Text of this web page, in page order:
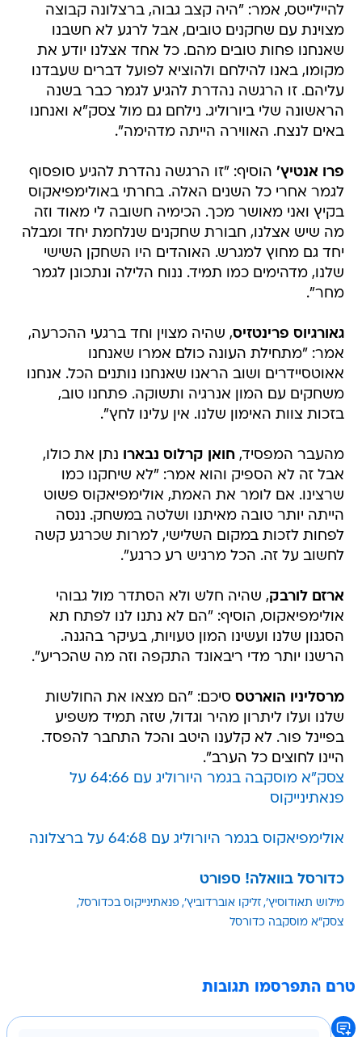
להיילייטס, אמר: "היה קצב גבוה, ברצלונה קבוצה
מצוינת עם שחקנים טובים, אבל לרגע לא חשבנו
שאנחנו פחות טובים מהם. כל אחד אצלנו יודע את
מקומו, באנו להילחם ולהוציא לפועל דברים שעבדנו
עליהם. זו הרגשה נהדרת להגיע לגמר כבר בשנה
הראשונה שלי ביורוליג. נילחם גם מול צסק"א ואנחנו
באים לנצח. האווירה הייתה מדהימה".
פרו אנטיץ' הוסיף: "זו הרגשה נהדרת להגיע סופסוף
לגמר אחרי כל השנים האלה. בחרתי באולימפיאקוס
בקיץ ואני מאושר מכך. הכימיה חשובה לי מאוד וזה
מה שיש אצלנו, חבורת שחקנים שנלחמת יחד ומבלה
יחד גם מחוץ למגרש. האוהדים היו השחקן השישי
שלנו, מדהימים כמו תמיד. ננוח הלילה ונתכונן לגמר
מחר".
גאורגיוס פרינטזיס, שהיה מצוין וחד ברגעי ההכרעה,
אמר: "מתחילת העונה כולם אמרו שאנחנו
אאוטסיידרים ושוב הראנו שאנחנו נותנים הכל. אנחנו
משחקים עם המון אנרגיה ותשוקה. פתחנו טוב,
בזכות צוות האימון שלנו. אין עלינו לחץ".
מהעבר המפסיד,חואן קרלוס נבארו נתן את כולו,
אבל זה לא הספיק והוא אמר: "לא שיחקנו כמו
שרצינו. אם לומר את האמת, אולימפיאקוס פשוט
הייתה יותר טובה מאיתנו ושלטה במשחק. ננסה
לפחות לזכות במקום השלישי, למרות שכרגע קשה
לחשוב על זה. הכל מרגיש רע כרגע".
ארזם לורבק, שהיה חלש ולא הסתדר מול גבוהי
אולימפיאקוס, הוסיף: "הם לא נתנו לנו לפתח תא
הסגנון שלנו ועשינו המון טעויות, בעיקר בהגנה.
הרשנו יותר מדי ריבאונד התקפה וזה מה שהכריע".
מרסליניו הוארטס סיכם: "הם מצאו את החולשות
שלנו ועלו ליתרון מהיר וגדול, שזה תמיד משפיע
בפיינל פור. לא קלענו היטב והכל התחבר להפסד.
היינו לחוצים כל הערב".
צסק"א מוסקבה בגמר היורוליג עם 64:66 על
פנאתינייקוס
אולימפיאקוס בגמר היורוליג עם 64:68 על ברצלונה
כדורסל בוואלה! ספורט
מילוש תאודוסיץ' זליקו אוברדוביץ' פנאתינייקוס בכדורסל
צסק"א מוסקבה כדורסל
טרם התפרסמו תגובות